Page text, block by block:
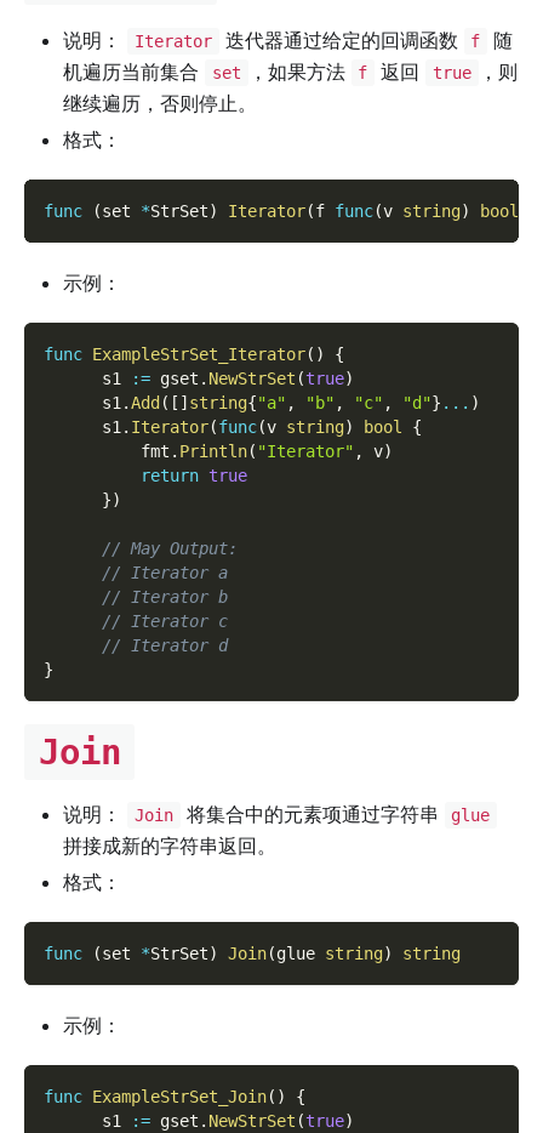
说明： Iterator 迭代器通过给定的回调函数 f
随
机遍历当前集合
set ，如果方法 f 返回 true
，则
继续遍历，否则停止。
格式：
func (set *StrSet) Iterator(f func(v string) bool
示例：
func ExampleStrSet_Iterator( )
{
      s1
:= gset . NewStrSet (true)
      s1
.Add ( [ ] string{"a" , "b" , "c" , "d"} ... )
      s1
. Iterator(func(v string) bool
{
          fmt
. Println( "Iterator" , v)
return true
})
// May Output:
// Iterator a
// Iterator b
// Iterator c
// Iterator d
}
Join
说明： Join 将集合中的元素项通过字符串 glue
拼接成新的字符串返回。
格式：
func (set *StrSet) Join(glue string) string
示例：
func ExampleStrSet_Join( )
{
      s1
:= gset . NewStrSet (true)